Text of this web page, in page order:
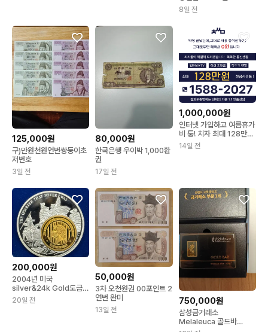
8일 전
125,000원
구)만원천원연번쌍둥이초
저번호
3일 전
80,000원
한국은행 우이박 1,000환
권
17일 전
1,000,000원
인터넷 가입하고 여름휴가
비 퉁! 치자 최대 128만원
혜택~!
14일 전
200,000원
2004년 미국
silver&24k Gold도금
주 쿼터 인레이메달리온주
20일 전
50,000원
3차 오천원권 00포인트 2
연번 완미
13일 전
750,000원
삼성금거래소
Melaleuca 골드바